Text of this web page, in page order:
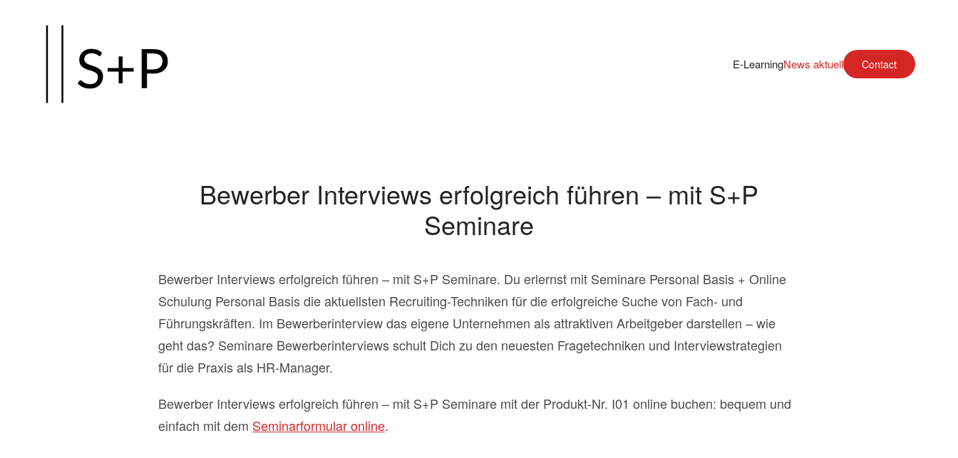
Hauptinhalt
E-LearningNews aktuell Contact
Bewerber Interviews erfolgreich führen – mit S+P
Seminare
Bewerber Interviews erfolgreich führen – mit S+P Seminare. Du erlernst mit Seminare Personal Basis + Online
Schulung Personal Basis die aktuellsten Recruiting-Techniken für die erfolgreiche Suche von Fach- und
Führungskräften. Im Bewerberinterview das eigene Unternehmen als attraktiven Arbeitgeber darstellen – wie
geht das? Seminare Bewerberinterviews schult Dich zu den neuesten Fragetechniken und Interviewstrategien
für die Praxis als HR-Manager.
Bewerber Interviews erfolgreich führen – mit S+P Seminare mit der Produkt-Nr. I01 online buchen: bequem und
einfach mit dem Seminarformular online.